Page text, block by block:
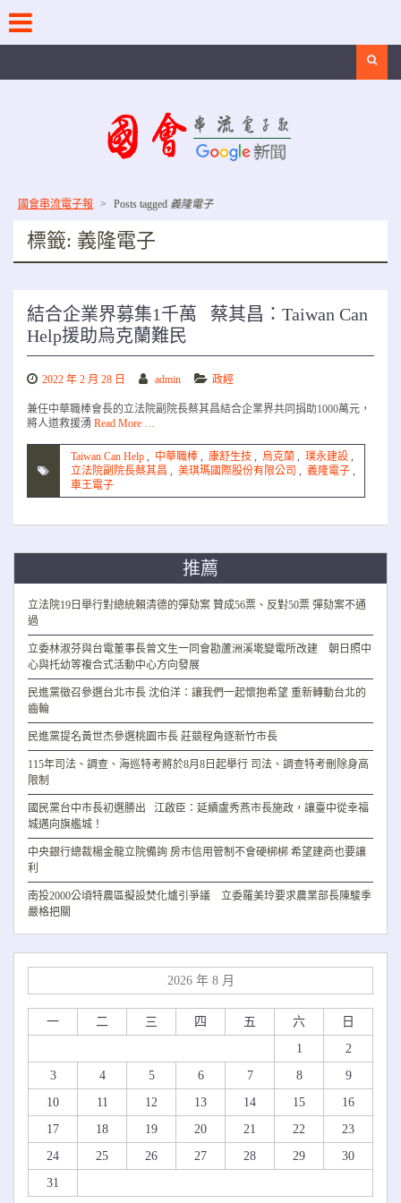
content
國會串流電子報 > Posts tagged 義隆電子
標籤: 義隆電子
結合企業界募集1千萬 蔡其昌：Taiwan Can
Help援助烏克蘭難民
2022 年 2 月 28 日 admin 政經
兼任中華職棒會長的立法院副院長蔡其昌結合企業界共同捐助1000萬元，
將人道救援湧 Read More …
Taiwan Can Help , 中華職棒 , 康舒生技 , 烏克蘭 , 璞永建設 ,
立法院副院長蔡其昌 , 美琪瑪國際股份有限公司 , 義隆電子 ,
車王電子
推薦
立法院19日舉行對總統賴清德的彈劾案 贊成56票、反對50票 彈劾案不通
過
立委林淑芬與台電董事長曾文生一同會勘蘆洲溪墘變電所改建 朝日照中
心與托幼等複合式活動中心方向發展
民進黨徵召參選台北市長 沈伯洋：讓我們一起懷抱希望 重新轉動台北的
齒輪
民進黨提名黃世杰參選桃園市長 莊競程角逐新竹市長
115年司法、調查、海巡特考將於8月8日起舉行 司法、調查特考刪除身高
限制
國民黨台中市長初選勝出 江啟臣：延續盧秀燕市長施政，讓臺中從幸福
城邁向旗艦城！
中央銀行總裁楊金龍立院備詢 房市信用管制不會硬梆梆 希望建商也要讓
利
南投2000公頃特農區擬設焚化爐引爭議 立委羅美玲要求農業部長陳駿季
嚴格把關
2026 年 8 月
一 二 三 四 五 六
日
1
2
3
4 5 6 7 8
9
10
11 12 13 14 15
16
17
18 19 20 21 22
23
24
25 26 27 28 29
30
31